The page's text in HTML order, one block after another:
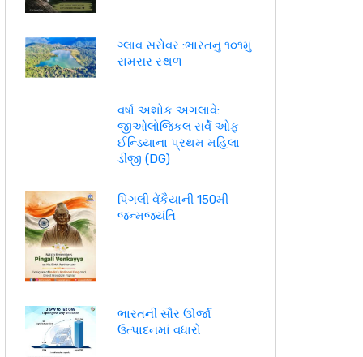
ગ્લાવ સરોવર :ભારતનું ૧૦૧મું
રામસર સ્થળ
વર્ષા અશોક અગલાવે:
જીઓલોજિકલ સર્વે ઓફ
ઈન્ડિયાના પ્રથમ મહિલા
ડીજી (DG)
પિંગલી વેંકૈયાની 150મી
જન્મજયંતિ
ભારતની સૌર ઊર્જા
ઉત્પાદનમાં વધારો